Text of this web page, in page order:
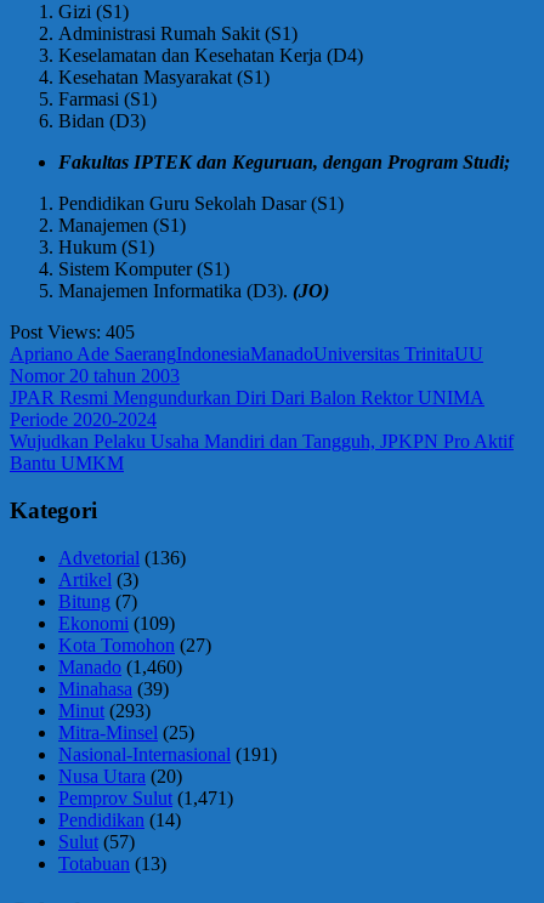
Gizi (S1)
Administrasi Rumah Sakit (S1)
Keselamatan dan Kesehatan Kerja (D4)
Kesehatan Masyarakat (S1)
Farmasi (S1)
Bidan (D3)
Fakultas IPTEK dan Keguruan, dengan Program Studi;
Pendidikan Guru Sekolah Dasar (S1)
Manajemen (S1)
Hukum (S1)
Sistem Komputer (S1)
Manajemen Informatika (D3). (JO)
Post Views: 405
Apriano Ade SaerangIndonesiaManadoUniversitas TrinitaUU
Nomor 20 tahun 2003
Navigasi
pos
Previous
Post:
JPAR Resmi Mengundurkan Diri Dari Balon Rektor UNIMA
Periode 2020-2024
Next
Post:
Wujudkan Pelaku Usaha Mandiri dan Tangguh, JPKPN Pro Aktif
Bantu UMKM
Kategori
Advetorial (136)
Artikel (3)
Bitung (7)
Ekonomi (109)
Kota Tomohon (27)
Manado (1,460)
Minahasa (39)
Minut (293)
Mitra-Minsel (25)
Nasional-Internasional (191)
Nusa Utara (20)
Pemprov Sulut (1,471)
Pendidikan (14)
Sulut (57)
Totabuan (13)